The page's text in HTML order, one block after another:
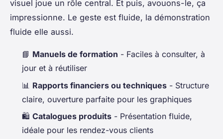
visuel joue un rôle central. Et puis, avouons-le, ça
impressionne. Le geste est fluide, la démonstration
fluide elle aussi.
📘 Manuels de formation - Faciles à consulter, à
jour et à réutiliser
📊 Rapports financiers ou techniques - Structure
claire, ouverture parfaite pour les graphiques
🛍️ Catalogues produits - Présentation fluide,
idéale pour les rendez-vous clients